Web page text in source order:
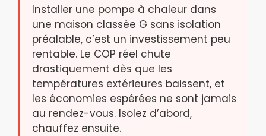
Installer une pompe à chaleur dans
une maison classée G sans isolation
préalable, c’est un investissement peu
rentable. Le COP réel chute
drastiquement dès que les
températures extérieures baissent, et
les économies espérées ne sont jamais
au rendez-vous. Isolez d’abord,
chauffez ensuite.